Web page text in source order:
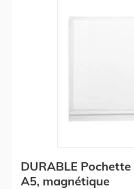
DURABLE
A5, magnétique